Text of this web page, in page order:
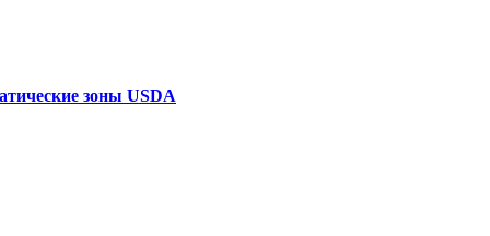
зоны USDA